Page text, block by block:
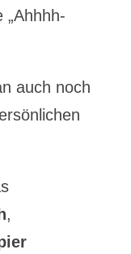
„Ahhhh-
auch noch
,